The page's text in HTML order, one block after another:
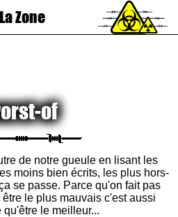
La Zone
of
de notre gueule en lisant les
moins bien écrits, les plus hors-
se passe. Parce qu'on fait pas
le plus mauvais c'est aussi
qu'être le meilleur...